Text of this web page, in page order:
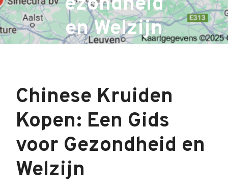
en Welzijn
Chinese Kruiden
Kopen: Een Gids
voor Gezondheid en
Welzijn